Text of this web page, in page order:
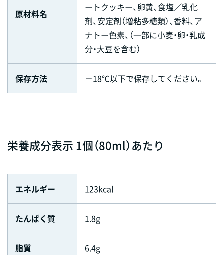
原材料名
ートクッキー、卵黄、食塩／乳化
剤、安定剤（増粘多糖類）、香料、ア
ナトー色素、（一部に小麦・卵・乳成
分・大豆を含む）
保存方法 －18℃以下で保存してください。
栄養成分表示 1個（80ml）あたり
エネルギー 123kcal
たんぱく質 1.8g
脂質 6.4g